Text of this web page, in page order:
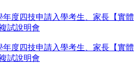
年度四技申請入學考生、家長【實體
試說明會
年度四技申請入學考生、家長【實體
試說明會